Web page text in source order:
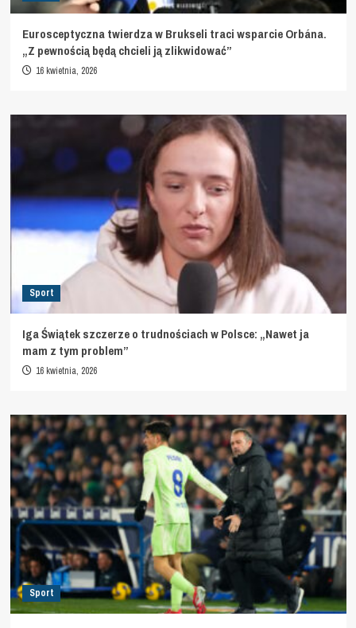
Eurosceptyczna twierdza w Brukseli traci wsparcie Orbána.
„Z pewnością będą chcieli ją zlikwidować”
16 kwietnia, 2026
Sport
Iga Świątek szczerze o trudnościach w Polsce: „Nawet ja
mam z tym problem”
16 kwietnia, 2026
Sport